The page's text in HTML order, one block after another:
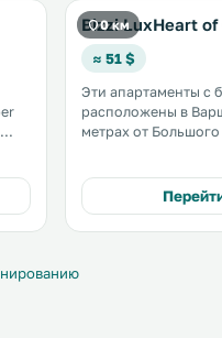
0 км
Bizzi LuxHeart of
≈ 51 $
Эти апартаменты с
расположены в
метрах от Большого
открывается вид на
Памятника героям
восстания также